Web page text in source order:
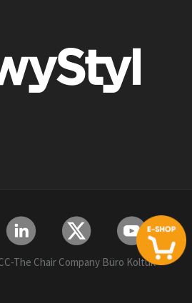
The Chair Company Büro Koltuk